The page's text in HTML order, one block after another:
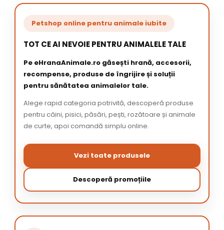
Petshop online pentru animale iubite
TOT CE AI NEVOIE PENTRU ANIMALELE TALE
Pe eHranaAnimale.ro găsești hrană, accesorii,
recompense, produse de îngrijire și soluții
pentru sănătatea animalelor tale.
Alege rapid categoria potrivită, descoperă produse
pentru câini, pisici, păsări, pești, rozătoare și animale
de curte, apoi comandă simplu online.
Vezi toate produsele
Descoperă promoțiile